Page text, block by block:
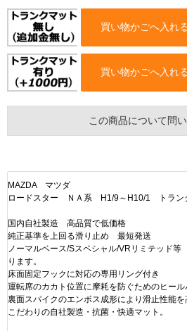
買い物かごへ入れ
買い物かごへ入れ
この商品について問
MAZDA マツダ
ロードスター ＮＡ系 H1/9～H10/1 トラン
国内自社製造 高品質で低価格
純正基準を上回る滑り止め 最短発送
ノーマルベース/Sスペシャル/VRリミテッド
ります。
床面固定フックに対応の専用リング付き
運転席のカカト位置に摩耗を防ぐためのヒール
裏面スパイクのエンボス成形により滑止性能を
こだわりの自社製造・抗菌・快適マット。